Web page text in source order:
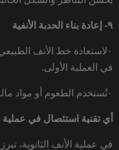
٩- إعادة بناء الحدبة الأنفية
٠لاستعادة خط الأنف
في العملية الأولى.
٠تُستخدم الطعوم أو مواد مالئة لإعادة تشكيل جسر الأنف.
أي تقنية استئصال في عملية
في عملية الأنف الثانوية،